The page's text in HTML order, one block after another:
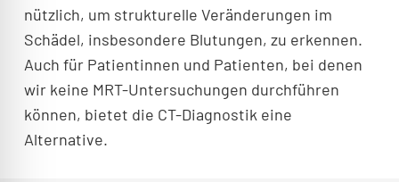
nützlich, um strukturelle Veränderungen im
Schädel, insbesondere Blutungen, zu erkennen.
Auch für Patientinnen und Patienten, bei denen
wir keine MRT-Untersuchungen durchführen
können, bietet die CT-Diagnostik eine
Alternative.